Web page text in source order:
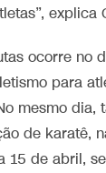
explica
ocorre no
para
mesmo dia,
de karatê,
15 de abril,